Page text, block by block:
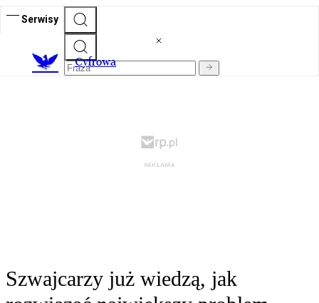
Serwisy
Cyfrowa
Szwajcarzy już wiedzą, jak